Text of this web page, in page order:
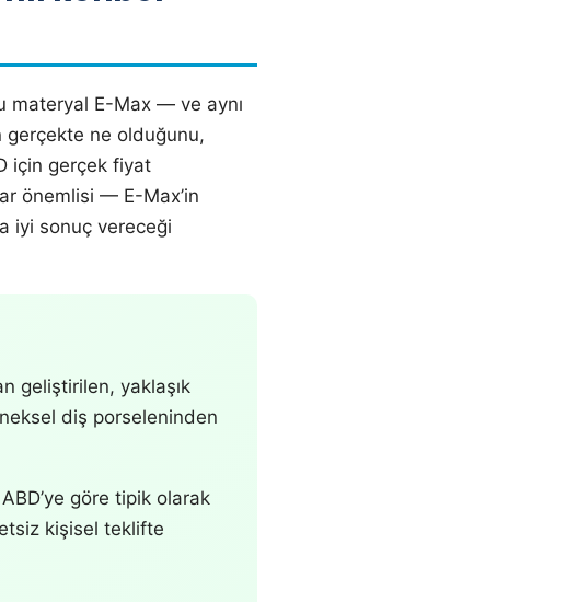
materyal E-Max — ve aynı
gerçekte ne olduğunu,
için gerçek fiyat
önemlisi — E-Max’in
iyi sonuç vereceği
geliştirilen, yaklaşık
diş porseleninden
göre tipik olarak
kişisel teklifte